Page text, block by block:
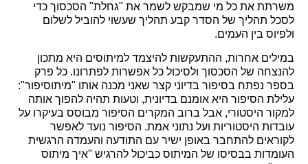
משרתת את כל מי שמבקש לשמר את "גחלת" הסכסוך כדי
לסכל תהליך של הסדר קבע תהליך שעשוי להוביל לשלום
ולפיוס בין העמים.
במילים אחרות, ההתעקשות להיצמד למיתוסים היא מתכון
להנצחה של הסכסוך ולסיכול כל אפשרות לפתרונו. כל פרק
בספר נפתח בסיפור בדיוני קצר שאני מכנה אותו "מיתוסיפור":
עלילת הסיפור היא אומנם בדיונית, וטעות תהיה להפוך אותה
למקור היסטורי, אבל ברוב המקרים הסיפור מבוסס בעיקרו על
עובדות היסטוריות ועל נתוני אמת. הסיפור נועד לאפשר
לקוראים להתחבר באופן ישיר עם התודעה והעמדה הרגשית
העומדות בבסיסו של המיתוס כביכול להרגיש "איך מיתוס